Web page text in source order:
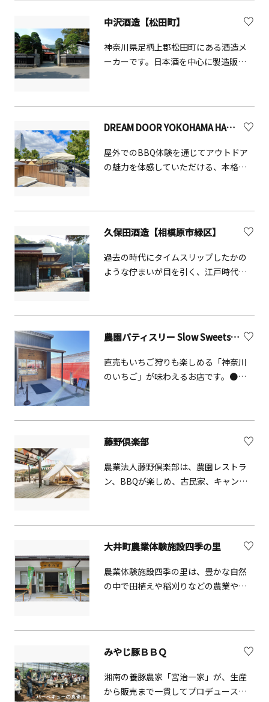
に出逢えるかもしれません。 プログラ
付）（所要約1.5時間）歴史・建築・文
化・味覚を一度に体感できる、価値あ
研修やインセンティブ旅行、団体利用
にも最適です。 本プログラムはユニー
す。詳細は、下段のタリフをダウンロ
ードのうえご確認ください。
堂などもあります。陶芸教室やしいた
け教室など体験できるイベントが催さ
れている他、館内には組ひも作り機も
設置され、自由に紐づくりに挑戦でき
中沢酒造【松田町】
神奈川県足柄上郡松田町にある酒造メ
ーカーです。日本酒を中心に製造販売
系の伏流水を使用した酒は、口あたり
がやわらかく、やさしい味わいです。
DREAM DOOR YOKOHAMA HAMMERHEAD
屋外でのBBQ体験を通じてアウトドア
の魅力を体感していただける、本格的
ッドサイドの象徴的な円型プロムナー
ドデッキ「ツリーランドサークル」女
神橋サイドの森林を活かしたグランピ
ング体験エリア「ファイヤーフォレス
ト」両エリアに挟まれた多目的フィー
久保田酒造【相模原市緑区】
過去の時代にタイムスリップしたかの
ような佇まいが目を引く、江戸時代か
​農園パティスリー​ Slow Sweets（川崎市麻生区）
直売もいちご狩りも楽しめる「神奈川
のいちご」が味わえるお店です。●住
藤野倶楽部
農業法人藤野倶楽部は、農園レストラ
ン、BBQが楽しめ、古民家、キャンピ
す。時期に合わせて、収穫体験や、味噌
作りや、縄文時代や江戸時代の料理体
験も行っています。ヨガや森林探索も
あり、心と身体が安らげる場所です。
大井町農業体験施設四季の里
農業体験施設四季の里は、豊かな自然
の中で田植えや稲刈りなどの農業やピ
の場となっています。施設内にある四
季の里直売所では、採れたての地元野
菜や特産品を販売しています。
みやじ豚ＢＢＱ
湘南の養豚農家「宮治一家」が、生産
から販売まで一貫してプロデュースす